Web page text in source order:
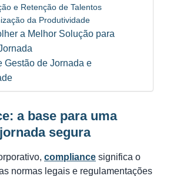
e Retenção de Talentos
da Produtividade
a Melhor Solução para
Gestão de Jornada e
a base para uma
segura
compliance significa o
normas legais e regulamentações